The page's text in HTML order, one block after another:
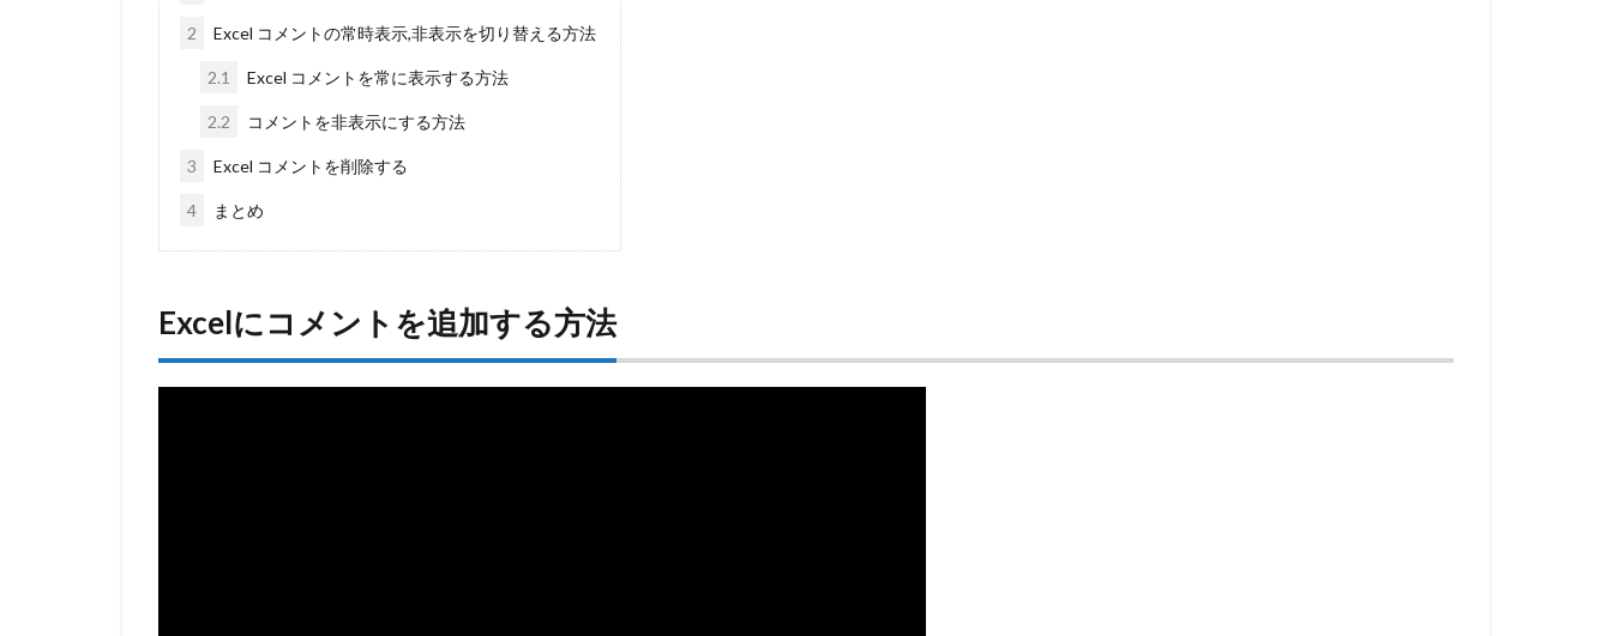
2 Excel コメントの常時表示,非表示を切り替える方法
2.1 Excel コメントを常に表示する方法
2.2 コメントを非表示にする方法
3 Excel コメントを削除する
4 まとめ
Excelにコメントを追加する方法